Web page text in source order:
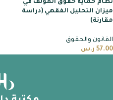
نظام حماية حقوق المؤلف في
ميزان التحليل الفقهي (دراسة
مقارنة)
القانون والحقوق
57.00 ر.س